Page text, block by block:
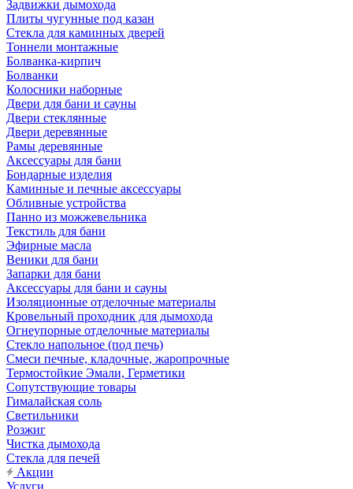
Задвижки дымохода
Плиты чугунные под казан
Стекла для каминных дверей
Тоннели монтажные
Болванка-кирпич
Болванки
Колосники наборные
Двери для бани и сауны
Двери стеклянные
Двери деревянные
Рамы деревянные
Аксессуары для бани
Бондарные изделия
Каминные и печные аксессуары
Обливные устройства
Панно из можжевельника
Текстиль для бани
Эфирные масла
Веники для бани
Запарки для бани
Аксессуары для бани и сауны
Изоляционные отделочные материалы
Кровельный проходник для дымохода
Огнеупорные отделочные материалы
Стекло напольное (под печь)
Смеси печные, кладочные, жаропрочные
Термостойкие Эмали, Герметики
Сопутствующие товары
Гималайская соль
Светильники
Розжиг
Чистка дымохода
Стекла для печей
Акции
Услуги